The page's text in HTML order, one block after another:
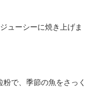
ューシーに焼き上げま
で、季節の魚をさっく